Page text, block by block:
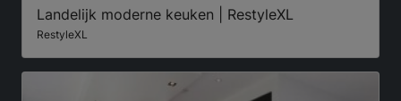
Landelijk moderne keuken | RestyleXL
RestyleXL